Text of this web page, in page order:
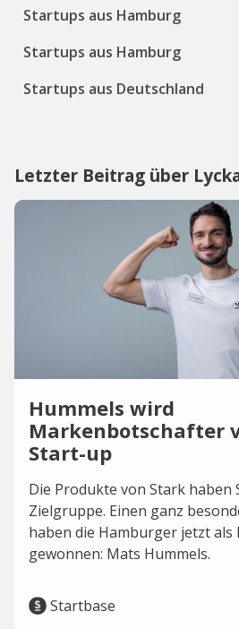
Startups aus Hamburg
Startups aus Hamburg
Startups aus Deutschland
Letzter Beitrag über
Hummels wird
Markenbotschafter
Start-up
Die Produkte von Stark haben
Zielgruppe. Einen ganz
haben die Hamburger jetzt
gewonnen: Mats Hummels.
Startbase